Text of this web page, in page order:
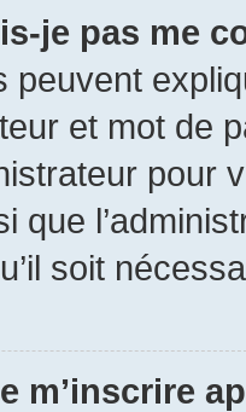
je pas me
peuvent
et mot de
pour
que
soit
m’inscrire